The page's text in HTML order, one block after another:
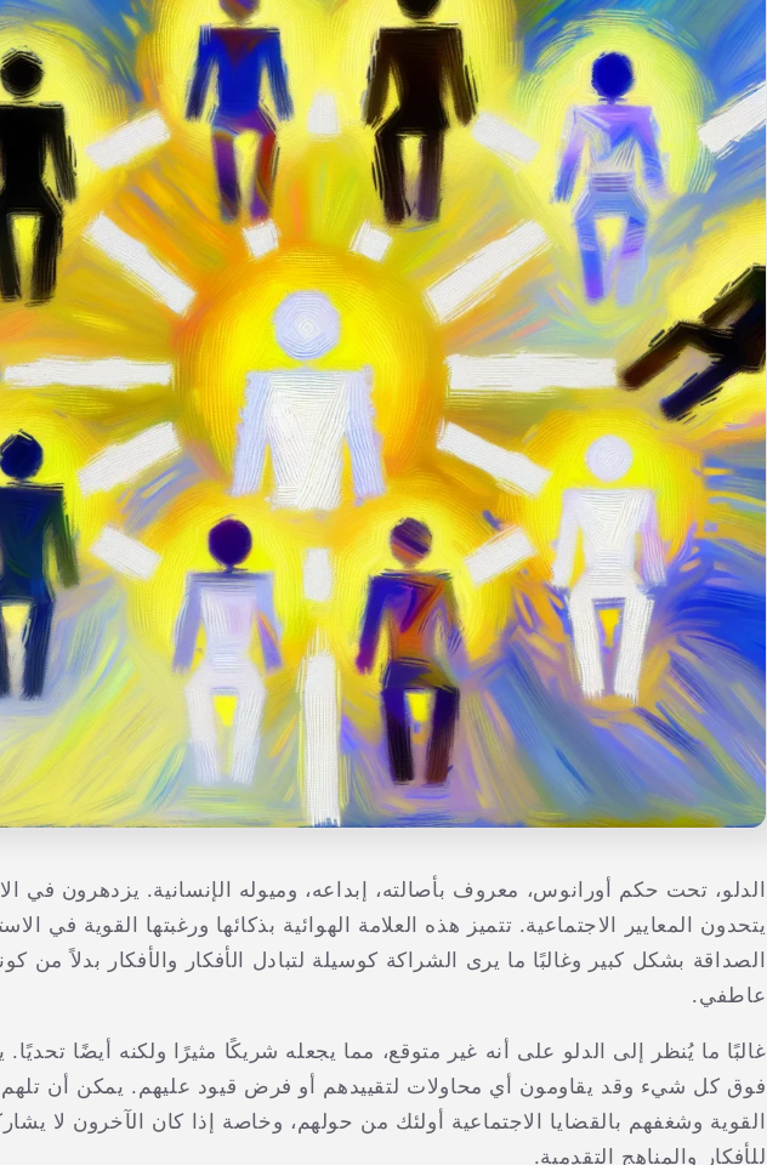
الدلو، تحت حكم أورانوس، معروف بأصالته، إبداعه، وميوله الإنسانية. يزدهرون في
يتحدون المعايير الاجتماعية. تتميز هذه العلامة الهوائية بذكائها ورغبتها القوية في
الصداقة بشكل كبير وغالبًا ما يرى الشراكة كوسيلة لتبادل الأفكار والأفكار بدلاً من
عاطفي.
غالبًا ما يُنظر إلى الدلو على أنه غير متوقع، مما يجعله شريكًا مثيرًا ولكنه أيضًا تحديًا.
القوية وشغفهم بالقضايا الاجتماعية أولئك من حولهم، وخاصة إذا كان الآخرون لا
للأفكار والمناهج التقدمية.